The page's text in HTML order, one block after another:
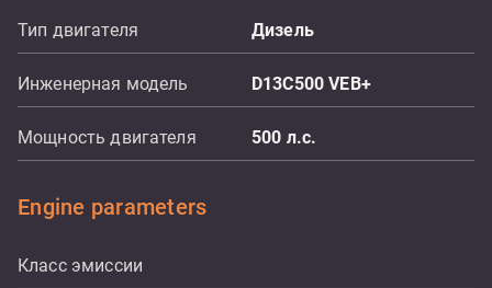
Тип двигателя Дизель
Инженерная модель D13C500 VEB+
Мощность двигателя 500 л.с.
Engine parameters
Класс эмиссии